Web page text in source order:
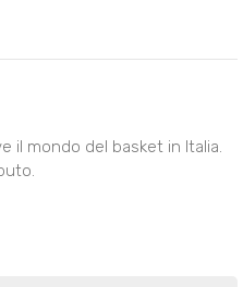
il mondo del basket in Italia.